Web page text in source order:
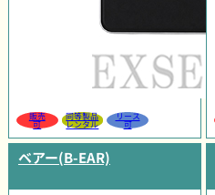
販売
可
同等製品
レンタル
リース
可
ベアー(B-EAR)